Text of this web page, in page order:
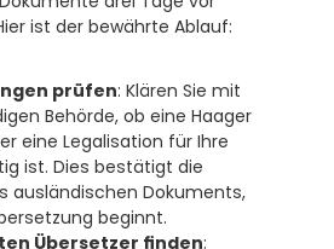
ist der bewährte Ablauf:
prüfen: Klären Sie mit
Behörde, ob eine Haager
eine Legalisation für Ihre
ist. Dies bestätigt die
ausländischen Dokuments,
beginnt.
Übersetzer finden: